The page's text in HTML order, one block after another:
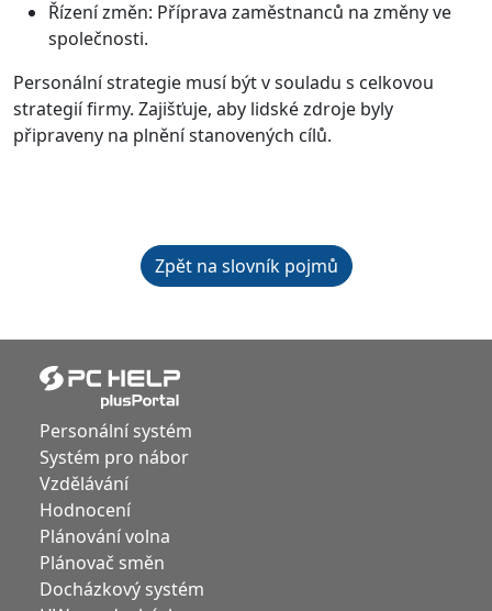
Řízení změn: Příprava zaměstnanců na změny ve
společnosti.
Personální strategie musí být v souladu s celkovou
strategií firmy. Zajišťuje, aby lidské zdroje byly
připraveny na plnění stanovených cílů.
Zpět na slovník pojmů
Personální systém
Systém pro nábor
Vzdělávání
Hodnocení
Plánování volna
Plánovač směn
Docházkový systém